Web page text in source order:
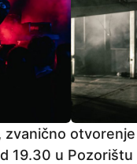
zvanično
19.30 u Pozorištu